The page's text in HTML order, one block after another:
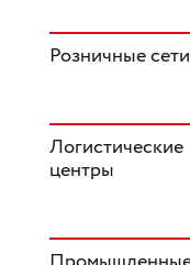
Розничные сети
Логистические
центры